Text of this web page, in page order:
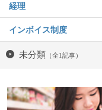
経理
インボイス制度
未分類 （全1記事）